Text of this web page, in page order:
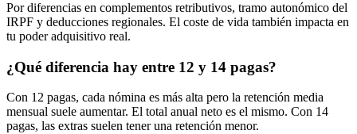
Por diferencias en complementos retributivos, tramo autonómico del
IRPF y deducciones regionales. El coste de vida también impacta en
tu poder adquisitivo real.
¿Qué diferencia hay entre 12 y 14 pagas?
Con 12 pagas, cada nómina es más alta pero la retención media
mensual suele aumentar. El total anual neto es el mismo. Con 14
pagas, las extras suelen tener una retención menor.